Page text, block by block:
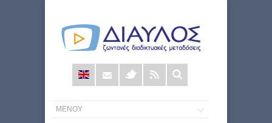
Φόρμα
αναζήτησης